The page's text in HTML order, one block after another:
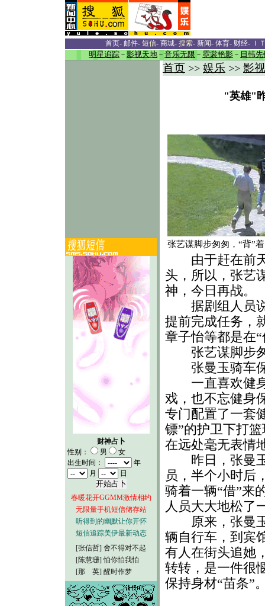
首页- 邮件- 短信- 商城- 搜索- 新闻- 体育- 财经- Ｉ
明星追踪 － 影视天地 － 音乐无限 － 霓裳艳影 － 日韩先
财神占卜
性别：
男
女
出生时间：
年
月
日
春暖花开GGMM激情相约
无限量手机短信储存站
听得到的幽默让你开怀
短信追踪美伊最新动态
[张信哲] 舍不得对不起
[陈慧珊] 怕你怕我怕
[那 英] 醒时作梦
首页 >> 娱乐 >> 影
"英雄"
张艺谋脚步匆匆，“背”
由于赶在前天
头，所以，张艺
神，今日再战。
据剧组人员说
提前完成任务，
章子怡等都是在
张艺谋脚步匆
张曼玉骑车
一直喜欢健身
戏，也不忘健身
专门配置了一套
镖”的护卫下打
在远处毫无表情
昨日，张曼玉
员，半个小时后
骑着一辆“借”来
人员大大地松了
原来，张曼玉
辆自行车，到宾
有人在街头追她
转转，是一件很
保持身材“苗条”